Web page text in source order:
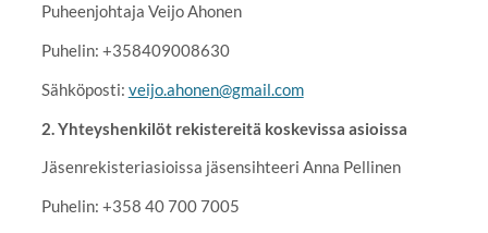
Puheenjohtaja Veijo Ahonen
Puhelin: +358409008630
Sähköposti: veijo.ahonen@gmail.com
2. Yhteyshenkilöt rekistereitä koskevissa asioissa
Jäsenrekisteriasioissa jäsensihteeri Anna Pellinen
Puhelin: +358 40 700 7005